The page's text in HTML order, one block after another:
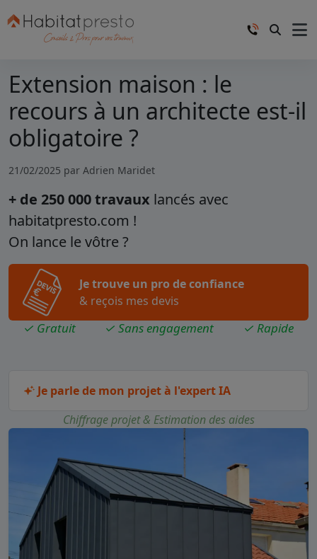
Extension maison : le
recours à un architecte est-il
obligatoire ?
21/02/2025 par Adrien Maridet
+ de 250 000 travaux lancés avec
habitatpresto.com !
On lance le vôtre ?
Je trouve un pro de confiance
& reçois mes devis
✓ Gratuit ✓ Sans engagement ✓ Rapide
Je parle de mon projet à l'expert IA
Chiffrage projet & Estimation des aides